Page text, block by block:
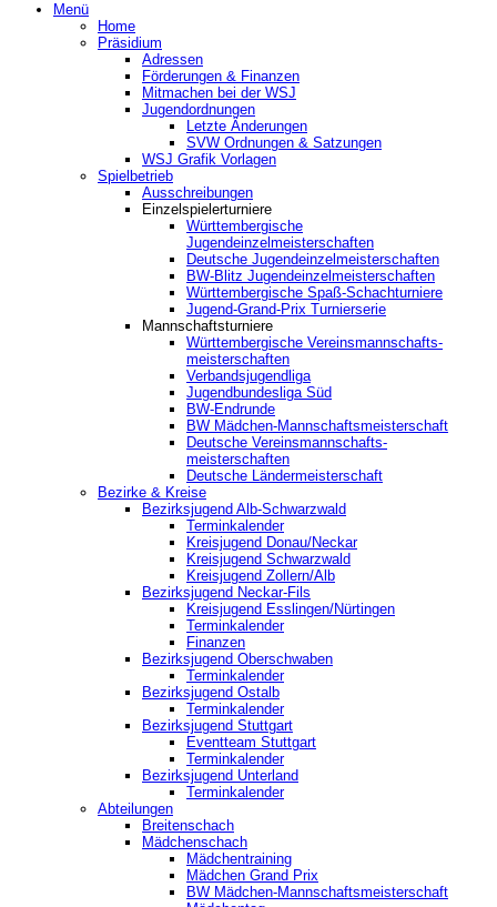
Menü
Home
Präsidium
Adressen
Förderungen & Finanzen
Mitmachen bei der WSJ
Jugendordnungen
Letzte Änderungen
SVW Ordnungen & Satzungen
WSJ Grafik Vorlagen
Spielbetrieb
Ausschreibungen
Einzelspielerturniere
Württembergische
Jugendeinzelmeisterschaften
Deutsche Jugendeinzelmeisterschaften
BW-Blitz Jugendeinzelmeisterschaften
Württembergische Spaß-Schachturniere
Jugend-Grand-Prix Turnierserie
Mannschaftsturniere
Württembergische Vereinsmannschafts-
meisterschaften
Verbandsjugendliga
Jugendbundesliga Süd
BW-Endrunde
BW Mädchen-Mannschaftsmeisterschaft
Deutsche Vereinsmannschafts-
meisterschaften
Deutsche Ländermeisterschaft
Bezirke & Kreise
Bezirksjugend Alb-Schwarzwald
Terminkalender
Kreisjugend Donau/Neckar
Kreisjugend Schwarzwald
Kreisjugend Zollern/Alb
Bezirksjugend Neckar-Fils
Kreisjugend ‎Esslingen/Nürtingen
Terminkalender
Finanzen
Bezirksjugend Oberschwaben
Terminkalender
Bezirksjugend Ostalb
Terminkalender
Bezirksjugend Stuttgart
‎Eventteam Stuttgart
Terminkalender
Bezirksjugend Unterland
Terminkalender
Abteilungen
Breitenschach
Mädchenschach
Mädchentraining
Mädchen Grand Prix
BW Mädchen-Mannschaftsmeisterschaft